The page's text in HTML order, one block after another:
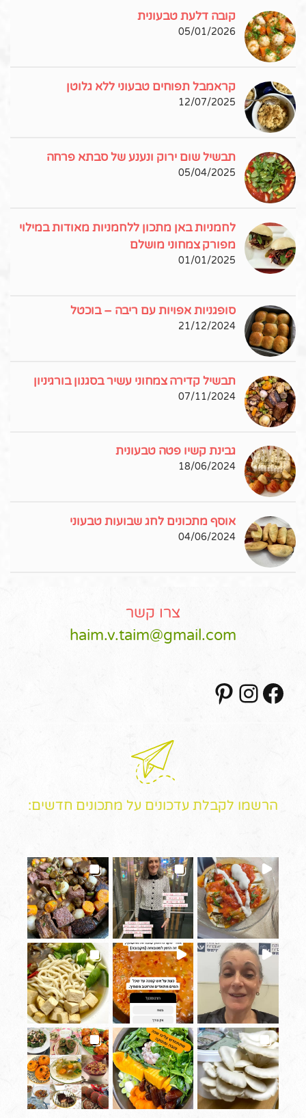
קובה דלעת טבעונית
05/01/2026
קראמבל תפוחים טבעוני ללא גלוטן
12/07/2025
תבשיל שום ירוק ונענע של סבתא פרחה
05/04/2025
לחמניות באן מתכון ללחמניות מאודות במילוי
מפורק צמחוני מושלם
01/01/2025
סופגניות אפויות עם ריבה – בוכטל
21/12/2024
תבשיל קדירה צמחוני עשיר בסגנון בורגיניון
07/11/2024
גבינת קשיו פטה טבעונית
18/06/2024
אוסף מתכונים לחג שבועות טבעוני
04/06/2024
צרו קשר
haim.v.taim@gmail.com
Facebook
Instagram
הרשמו לקבלת עדכונים על מתכונים חדשים: